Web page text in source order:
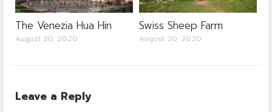
The Venezia Hua Hin
August 20, 2020
Swiss Sheep Farm
August 20, 2020
Leave a Reply